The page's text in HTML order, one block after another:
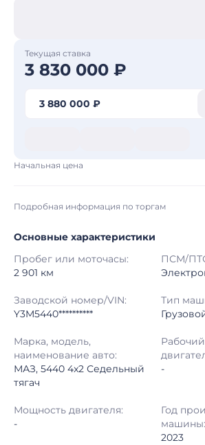
Текущая ставка
3 830 000 ₽
3 880 000 ₽
Начальная цена
Подробная информация по торгам
Начало торгов: 04.08.2026,
Конец торгов: 11.08.2026,
Тип аукциона: Открытые
Шаг торгов: 50 000 ₽
Кол-во ставок:
Регион: Адыгея
Основные характеристики
Пробег или моточасы:
2 901 км
ПСМ/
Заводской номер/VIN:
Y3M5440**********
Тип
Марка, модель,
наименование авто:
МАЗ, 5440 4x2 Седельный
тягач
-
Мощность двигателя:
-
Год
машины:
2023